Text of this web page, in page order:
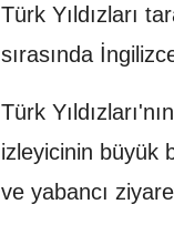
Türk Yıldızları
sırasında
Türk
izleyicinin büyük
ve yabancı